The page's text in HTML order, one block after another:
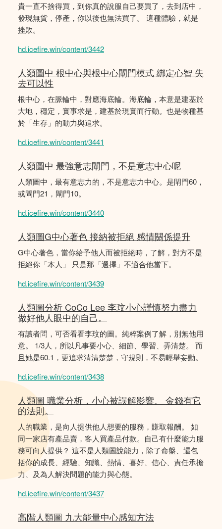
貴一直不捨得買，到你真的說服自己要買了，去到店中，
發現無貨，停產，你以後也無法買了。 這種體驗，就是
挫敗。
hd.icefire.win/content/3442
人類圖中 根中心與根中心閘門模式 綁定心智 失
去可以性
根中心，在脈輪中，對應海底輪。海底輪，本意是建基於
大地，穩定，實事求是，建基於現實而行動。也是物種基
於「生存」的動力與追求。
hd.icefire.win/content/3441
人類圖中 最強意志閘門，不是意志中心呢
人類圖中，最有意志力的，不是意志力中心。是閘門60，
或閘門21，閘門10。
hd.icefire.win/content/3440
人類圖G中心著色 接納被拒絕 感情關係提升
G中心著色，當你給予他人而被拒絕時，了解，對方不是
拒絕你「本人」 只是那「選擇」不適合他當下。
hd.icefire.win/content/3439
人類圖分析 CoCo Lee 李玟小心謹慎努力盡力
做好他人眼中的自己。
有讀者問，可否看看李玟的圖。純粹案例了解，別無他用
意。 1/3人，所以凡事要小心、細節、學習、弄清楚。 而
且她是60.1，更追求清清楚楚，守規則，不易輕舉妄動。
hd.icefire.win/content/3438
人類圖 職業分析，小心被誤解影響。 金錢有它
的法則。
人的職業，是向人提供他人想要的服務，賺取報酬。 如
同一家店有產品賣，客人買產品付款。自己有什麼能力服
務可向人提供？ 這不是人類圖說能力，除了命盤、還包
括你的成長、經驗、知識、熱情、喜好、信心、責任承擔
力、及為人解決問題的能力與心態。
hd.icefire.win/content/3437
高階人類圖 九大能量中心感知方法